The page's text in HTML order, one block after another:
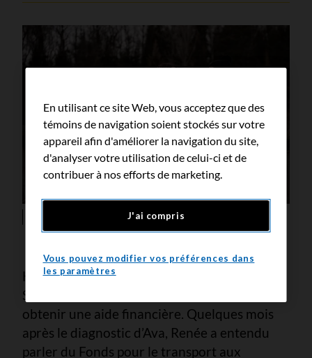
Renée (à gauche) et Ava Meyer (à droite)
Heureusement, Renée s’est tournée vers la
Société canadienne du cancer (SCC) pour
obtenir une aide financière. Quelques mois
après le diagnostic d’Ava, Renée a entendu
parler du Fonds pour le transport aux
En utilisant ce site Web, vous acceptez que des
témoins de navigation soient stockés sur votre
appareil afin d'améliorer la navigation du site,
d'analyser votre utilisation de celui-ci et de
contribuer à nos efforts de marketing.
J'ai compris
Vous pouvez modifier vos préférences dans
les paramètres